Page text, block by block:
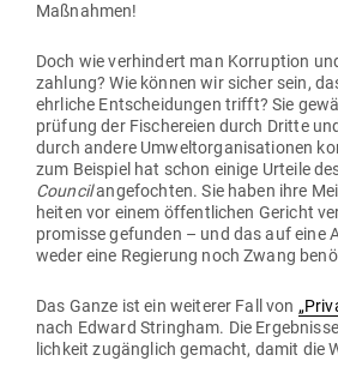
Maßnahmen!
Doch wie ver­hindert man Kor­ruption
zahlung? Wie können wir sicher sein,
ehr­liche Ent­schei­dungen trifft? Sie
prüfung der Fische­reien durch Dritte
durch andere Umwelt­or­ga­ni­sa­tionen
zum Bei­spiel hat schon einige Urteile
Councilange­fochten. Sie haben ihre
heiten vor einem öffent­lichen Gericht
pro­misse gefunden – und das auf eine
weder eine Regierung noch Zwang
Das Ganze ist ein wei­terer Fall von
nach Edward Stringham. Die
lichkeit zugänglich gemacht, damit die